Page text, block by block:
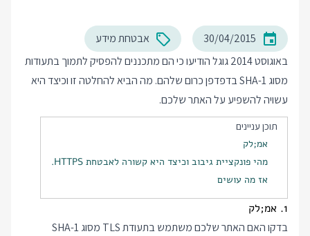
30/04/2015
אבטחת מידע
באוגוסט 2014 גוגל הודיעו כי הם מתכננים להפסיק לתמוך בתעודות
מסוג SHA-1 בדפדפן כרום שלהם. מה הביא להחלטה זו וכיצד היא
עשויה להשפיע על האתר שלכם.
תוכן עניינים
אמ;לק
מהי פונקציית גיבוב וכיצד היא קשורה לאבטחת HTTPS.
אז מה עושים
1. אמ;לק
בדקו האם האתר שלכם משתמש בתעודת TLS מסוג SHA-1